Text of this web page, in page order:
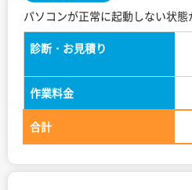
パソコンが正常に起動しない状態
診断・お見積り
作業料金
合計